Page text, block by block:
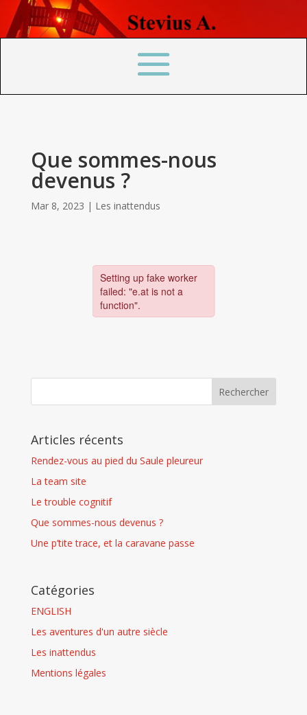
Que sommes-nous
devenus ?
Mar 8, 2023 | Les inattendus
Articles récents
Rendez-vous au pied du Saule pleureur
La team site
Le trouble cognitif
Que sommes-nous devenus ?
Une p’tite trace, et la caravane passe
Catégories
ENGLISH
Les aventures d'un autre siècle
Les inattendus
Mentions légales